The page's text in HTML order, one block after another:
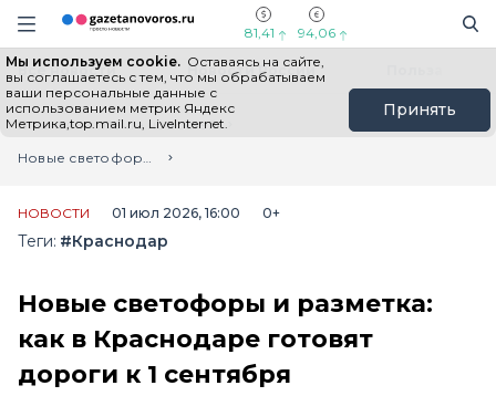
Информационный портал "ГазетаНоворос.ру"
Навигация сайта
81,41 94,06
Мы используем cookie. Оставаясь на сайте,
вы соглашаетесь с тем, что мы обрабатываем
ваши персональные данные с
использованием метрик Яндекс
Метрика,top.mail.ru, LiveInternet.
Принять
Все новости Новости России
Главная
Лента новостей
Новые светофоры и разметка: как в Краснодаре готовят дороги к 1 сентября
НОВОСТИ 01 июл 2026, 16:00 0+
Теги: #Краснодар
Новые светофоры и разметка:
как в Краснодаре готовят
дороги к 1 сентября